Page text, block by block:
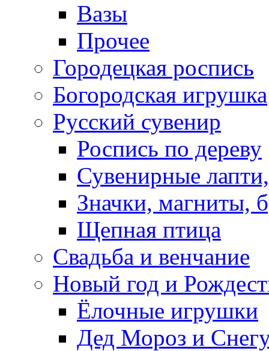
Вазы
Прочее
Городецкая роспись
Богородская игрушка
Русский сувенир
Роспись по дереву
Сувенирные
Значки, магниты,
Щепная птица
Свадьба и венчание
Новый год и
Ёлочные игрушки
Дед Мороз и